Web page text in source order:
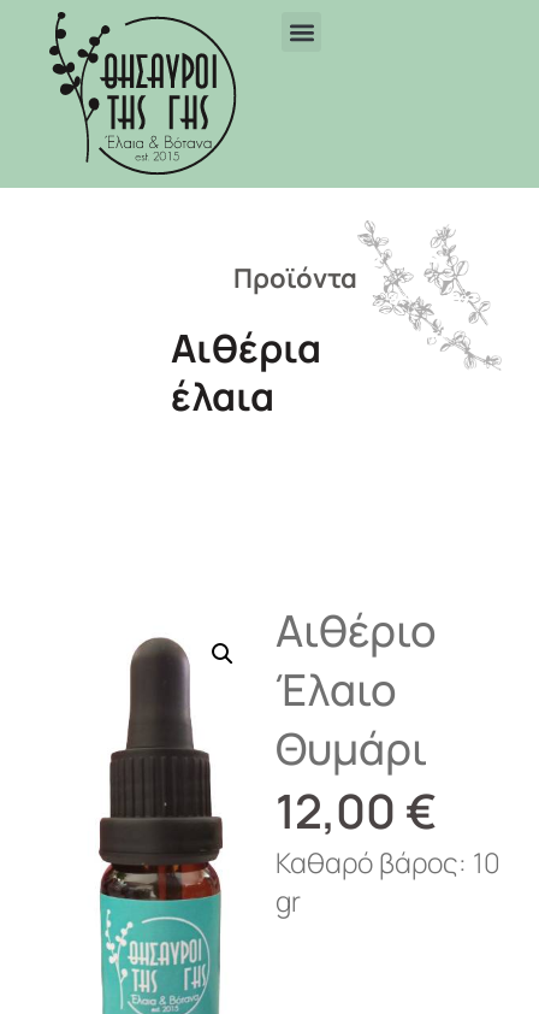
Προϊόντα
Αιθέρια
έλαια
Αιθέριο
Έλαιο
Θυμάρι
12,00 €
Καθαρό βάρος: 10
gr